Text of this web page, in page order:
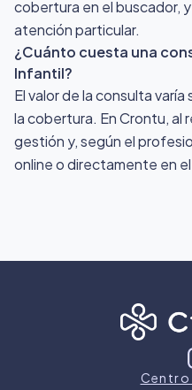
cobertura en el buscador,
atención particular.
¿Cuánto cuesta una
Infantil?
El valor de la consulta
la cobertura. En Crontu, al
gestión y, según el
online o directamente en
Centro